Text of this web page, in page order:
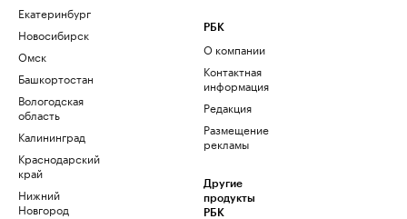
Екатеринбург
Новосибирск
Омск
Башкортостан
Вологодская
область
Калининград
Краснодарский
край
Нижний
Новгород
РБК
О компании
Контактная
информация
Редакция
Размещение
рекламы
Другие
продукты
РБК